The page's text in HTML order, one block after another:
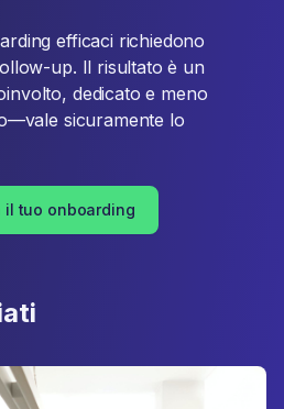
efficaci richiedono
up. Il risultato è un
dedicato e meno
sicuramente lo
il tuo onboarding